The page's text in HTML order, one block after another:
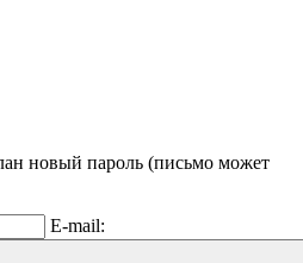
новый пароль (письмо может
E-mail: